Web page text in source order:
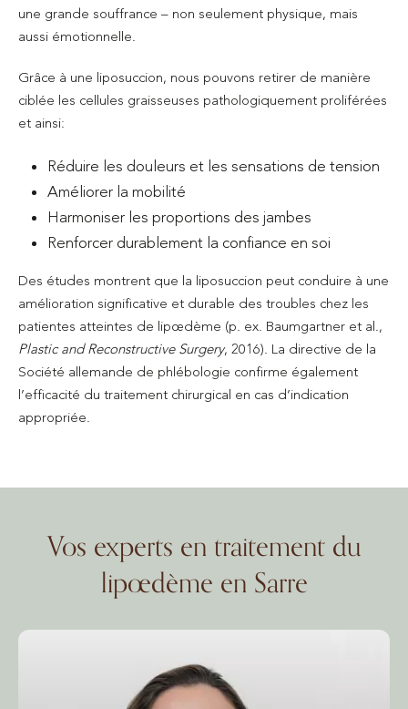
une grande souffrance – non seulement physique, mais
aussi émotionnelle.
Grâce à une liposuccion, nous pouvons retirer de manière
ciblée les cellules graisseuses pathologiquement proliférées
et ainsi:
Réduire les douleurs et les sensations de tension
Améliorer la mobilité
Harmoniser les proportions des jambes
Renforcer durablement la confiance en soi
Des études montrent que la liposuccion peut conduire à une
amélioration significative et durable des troubles chez les
patientes atteintes de lipœdème (p. ex. Baumgartner et al.,
Plastic and Reconstructive Surgery, 2016). La directive de la
Société allemande de phlébologie confirme également
l’efficacité du traitement chirurgical en cas d’indication
appropriée.
Vos experts en traitement du
lipœdème en Sarre